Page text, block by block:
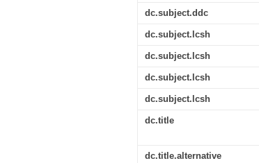
dc.subject.ddc
dc.subject.lcsh
dc.subject.lcsh
dc.subject.lcsh
dc.subject.lcsh
dc.title
dc.title.alternative